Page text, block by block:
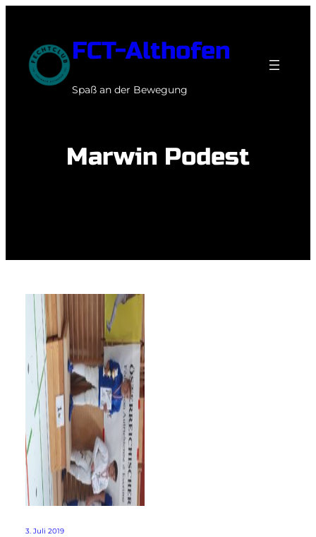
springen
FCT-Althofen
Spaß an der Bewegung
Marwin Podest
3. Juli 2019